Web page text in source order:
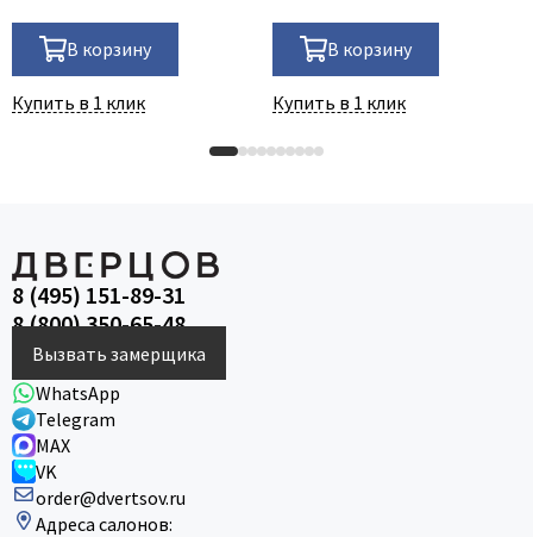
В корзину
Купить в 1 клик
В корзину
Купить в 1 клик
8 (495) 151-89-31
8 (800) 350-65-48
Вызвать замерщика
WhatsApp
Telegram
MAX
VK
order@dvertsov.ru
Адреса салонов: